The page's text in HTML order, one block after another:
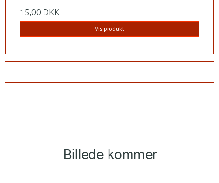
15,00 DKK
Vis produkt